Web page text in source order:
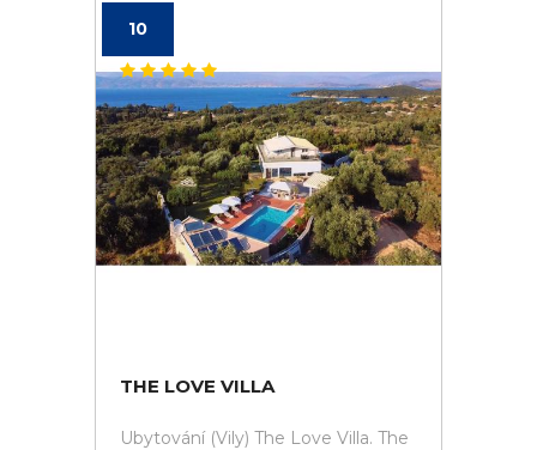
10
THE LOVE VILLA
Ubytování (Vily) The Love Villa. The